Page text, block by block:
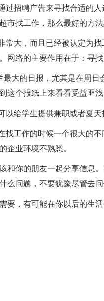
过招聘广告来寻找合适的
找工作，那么最好的方
常大，而且已经被认定为
络的主要作用在于：寻
大的日报，尤其是在周
个报纸上来看看受益匪浅
给学生提供兼职或者夏天
找工作的时候一个很大的
业环境不熟悉。
和你的朋友一起分享信息
问题，不要犹豫尽管去问
，有可能在你以后的生活